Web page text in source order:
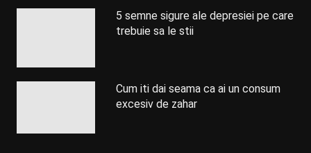
5 semne sigure ale depresiei pe care
trebuie sa le stii
Cum iti dai seama ca ai un consum
excesiv de zahar